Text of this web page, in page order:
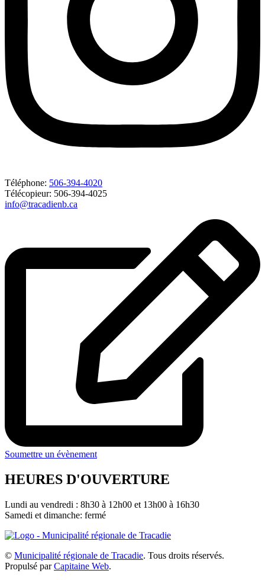
Téléphone: 506-394-4020
Télécopieur: 506-394-4025
info@tracadienb.ca
Soumettre un évènement
HEURES D'OUVERTURE
Lundi au vendredi : 8h30 à 12h00 et 13h00 à 16h30
Samedi et dimanche: fermé
© Municipalité régionale de Tracadie. Tous droits réservés.
Propulsé parCapitaine Web.